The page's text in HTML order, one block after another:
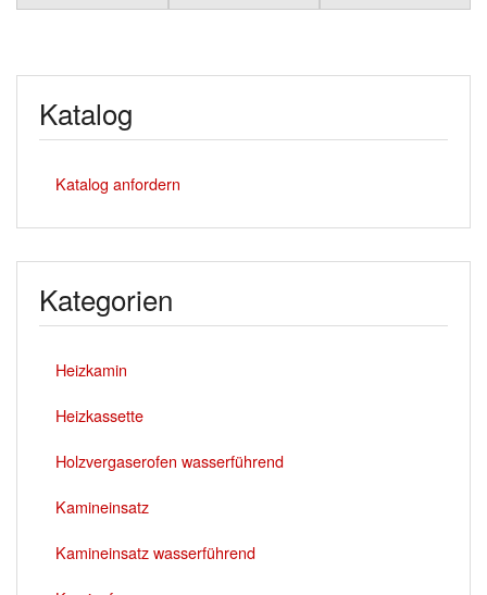
Katalog
Katalog anfordern
Kategorien
Heizkamin
Heizkassette
Holzvergaserofen wasserführend
Kamineinsatz
Kamineinsatz wasserführend